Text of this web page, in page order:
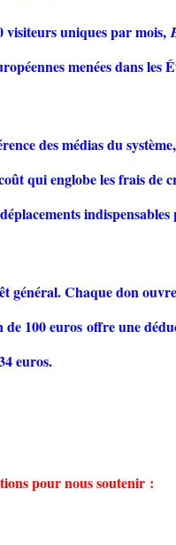
visiteurs uniques par mois,
menées dans les
des médias du
qui englobe les frais de
général. Chaque don
100 euros offre une
euros.
pour nous soutenir :